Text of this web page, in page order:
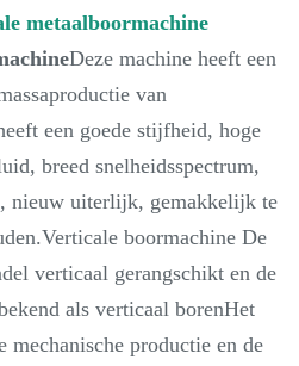
metaalboormachine
Deze machine heeft een
van
een goede stijfheid, hoge
breed snelheidsspectrum,
nieuw uiterlijk, gemakkelijk te
boormachine De
verticaal gerangschikt en de
als verticaal borenHet
productie en de